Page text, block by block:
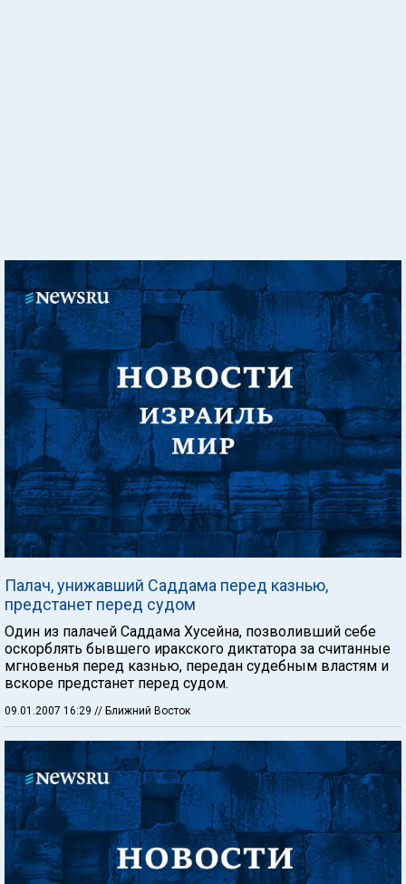
Палач, унижавший Саддама перед казнью,
предстанет перед судом
Один из палачей Саддама Хусейна, позволивший себе
оскорблять бывшего иракского диктатора за считанные
мгновенья перед казнью, передан судебным властям и
вскоре предстанет перед судом.
09.01.2007 16:29 // Ближний Восток